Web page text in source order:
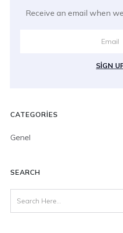
Receive an email when
SIGN
CATEGORIES
Genel
SEARCH